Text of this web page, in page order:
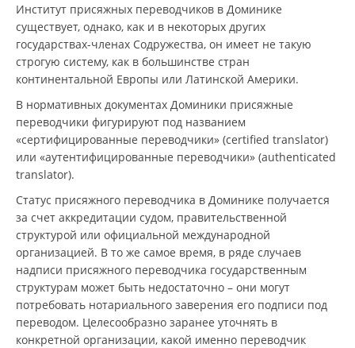
Институт присяжных переводчиков в Доминике
существует, однако, как и в некоторых других
государствах-членах Содружества, он имеет не такую
строгую систему, как в большинстве стран
континентальной Европы или Латинской Америки.
В нормативных документах Доминики присяжные
переводчики фигурируют под названием
«сертифицированные переводчики» (certified translator)
или «аутентифицированные переводчики» (authenticated
translator).
Статус присяжного переводчика в Доминике получается
за счет аккредитации судом, правительственной
структурой или официальной международной
организацией. В то же самое время, в ряде случаев
надписи присяжного переводчика государственным
структурам может быть недостаточно – они могут
потребовать нотариального заверения его подписи под
переводом. Целесообразно заранее уточнять в
конкретной организации, какой именно переводчик